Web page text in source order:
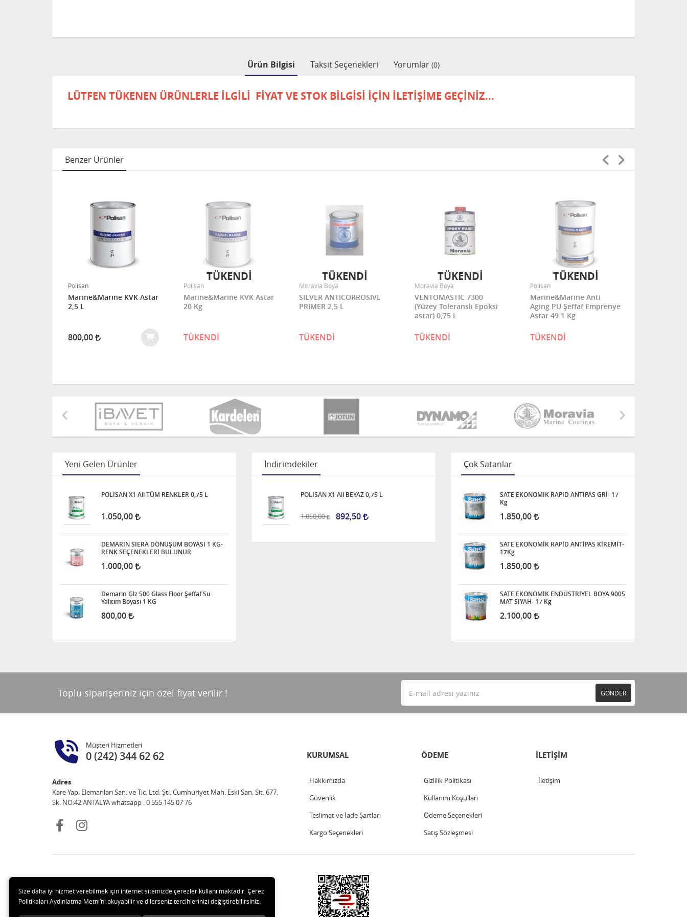
Ürün Bilgisi Taksit Seçenekleri Yorumlar (0)
LÜTFEN TÜKENEN ÜRÜNLERLE İLGİLİ FİYAT VE STOK BİLGİSİ İÇİN İLETİŞİME GEÇİNİZ...
Benzer Ürünler
Polisan
Marine&Marine KVK Astar
2,5 L
800,00
Polisan
Marine&Marine KVK Astar
20 Kg
TÜKENDİ
TÜKENDİ
Moravia Boya
SILVER ANTICORROSIVE
PRIMER 2,5 L
TÜKENDİ
TÜKENDİ
Moravia Boya
VENTOMASTIC 7300
(Yüzey Toleranslı Epoksi
astar) 0,75 L
TÜKENDİ
TÜKENDİ
Polisan
Marine&Marine Anti
Aging PU Şeffaf Emprenye
Astar 49 1 Kg
TÜKENDİ
TÜKENDİ
Yeni Gelen Ürünler
POLİSAN X1 All TÜM RENKLER 0,75 L
1.050,00
DEMARIN SIERA DÖNÜŞÜM BOYASI 1 KG-
RENK SEÇENEKLERİ BULUNUR
1.000,00
Demarin Glz 500 Glass Floor Şeffaf Su
Yalıtım Boyası 1 KG
800,00
İndirimdekiler
POLİSAN X1 All BEYAZ 0,75 L
1.050,00 892,50
Çok Satanlar
SATE EKONOMİK RAPİD ANTİPAS GRİ- 17
Kg
1.850,00
SATE EKONOMİK RAPİD ANTİPAS KİREMİT-
17Kg
1.850,00
SATE EKONOMİK ENDÜSTRİYEL BOYA 9005
MAT SİYAH- 17 Kg
2.100,00
Toplu siparişeriniz için özel fiyat verilir ! GÖNDER
Müşteri Hizmetleri
0 (242) 344 62 62
Adres
Kare Yapı Elemanları San. ve Tic. Ltd. Şti. Cumhuriyet Mah. Eski San. Sit. 677.
Sk. NO:42 ANTALYA whatsapp : 0 555 145 07 76
KURUMSAL
Hakkımızda
Güvenlik
Teslimat ve İade Şartları
Kargo Seçenekleri
ÖDEME
Gizlilik Politikası
Kullanım Koşulları
Ödeme Seçenekleri
Satış Sözleşmesi
İLETİŞİM
İletişim
Size daha iyi hizmet verebilmek için internet sitemizde çerezler kullanılmaktadır. Çerez
Politikaları Aydınlatma Metni’ni okuyabilir ve dilerseniz tercihlerinizi değiştirebilirsiniz.